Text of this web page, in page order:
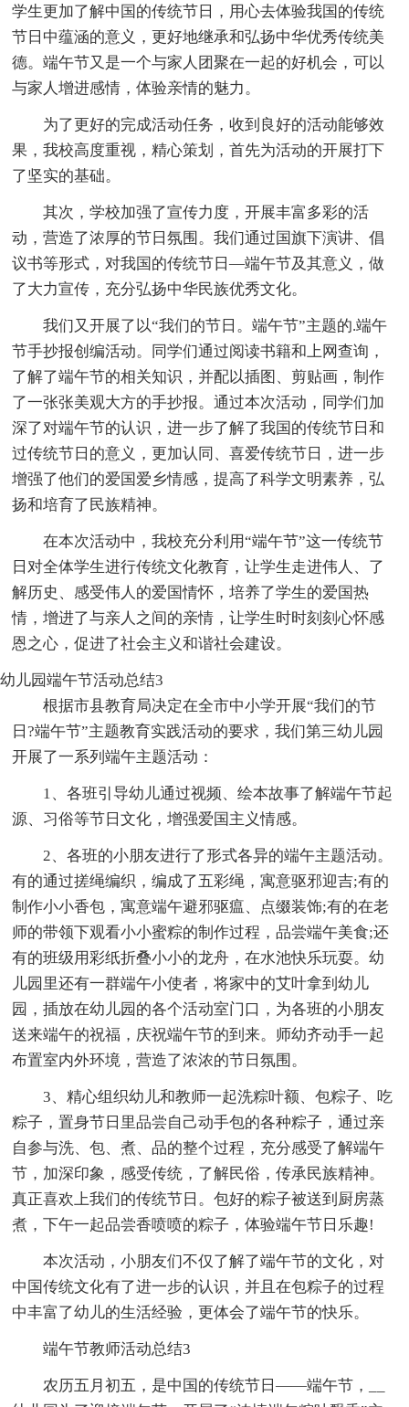
学生更加了解中国的传统节日，用心去体验我国的传统
节日中蕴涵的意义，更好地继承和弘扬中华优秀传统美
德。端午节又是一个与家人团聚在一起的好机会，可以
与家人增进感情，体验亲情的魅力。
为了更好的完成活动任务，收到良好的活动能够效
果，我校高度重视，精心策划，首先为活动的开展打下
了坚实的基础。
其次，学校加强了宣传力度，开展丰富多彩的活
动，营造了浓厚的节日氛围。我们通过国旗下演讲、倡
议书等形式，对我国的传统节日―端午节及其意义，做
了大力宣传，充分弘扬中华民族优秀文化。
我们又开展了以“我们的节日。端午节”主题的.端午
节手抄报创编活动。同学们通过阅读书籍和上网查询，
了解了端午节的相关知识，并配以插图、剪贴画，制作
了一张张美观大方的手抄报。通过本次活动，同学们加
深了对端午节的认识，进一步了解了我国的传统节日和
过传统节日的意义，更加认同、喜爱传统节日，进一步
增强了他们的爱国爱乡情感，提高了科学文明素养，弘
扬和培育了民族精神。
在本次活动中，我校充分利用“端午节”这一传统节
日对全体学生进行传统文化教育，让学生走进伟人、了
解历史、感受伟人的爱国情怀，培养了学生的爱国热
情，增进了与亲人之间的亲情，让学生时时刻刻心怀感
恩之心，促进了社会主义和谐社会建设。
幼儿园端午节活动总结3
根据市县教育局决定在全市中小学开展“我们的节
日?端午节”主题教育实践活动的要求，我们第三幼儿园
开展了一系列端午主题活动：
1、各班引导幼儿通过视频、绘本故事了解端午节起
源、习俗等节日文化，增强爱国主义情感。
2、各班的小朋友进行了形式各异的端午主题活动。
有的通过搓绳编织，编成了五彩绳，寓意驱邪迎吉;有的
制作小小香包，寓意端午避邪驱瘟、点缀装饰;有的在老
师的带领下观看小小蜜粽的制作过程，品尝端午美食;还
有的班级用彩纸折叠小小的龙舟，在水池快乐玩耍。幼
儿园里还有一群端午小使者，将家中的艾叶拿到幼儿
园，插放在幼儿园的各个活动室门口，为各班的小朋友
送来端午的祝福，庆祝端午节的到来。师幼齐动手一起
布置室内外环境，营造了浓浓的节日氛围。
3、精心组织幼儿和教师一起洗粽叶额、包粽子、吃
粽子，置身节日里品尝自己动手包的各种粽子，通过亲
自参与洗、包、煮、品的整个过程，充分感受了解端午
节，加深印象，感受传统，了解民俗，传承民族精神。
真正喜欢上我们的传统节日。包好的粽子被送到厨房蒸
煮，下午一起品尝香喷喷的粽子，体验端午节日乐趣!
本次活动，小朋友们不仅了解了端午节的文化，对
中国传统文化有了进一步的认识，并且在包粽子的过程
中丰富了幼儿的生活经验，更体会了端午节的快乐。
端午节教师活动总结3
农历五月初五，是中国的传统节日——端午节，__